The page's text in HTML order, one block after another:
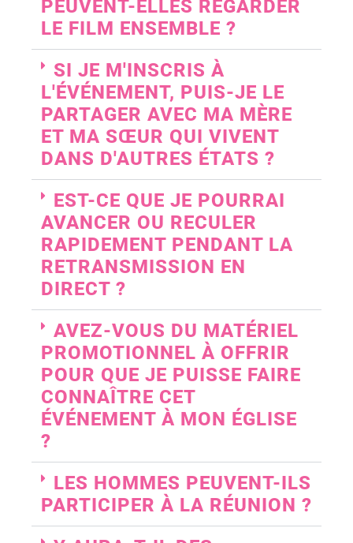
PEUVENT-ELLES REGARDER
LE FILM ENSEMBLE ?
SI JE M'INSCRIS À
L'ÉVÉNEMENT, PUIS-JE LE
PARTAGER AVEC MA MÈRE
ET MA SŒUR QUI VIVENT
DANS D'AUTRES ÉTATS ?
EST-CE QUE JE POURRAI
AVANCER OU RECULER
RAPIDEMENT PENDANT LA
RETRANSMISSION EN
DIRECT ?
AVEZ-VOUS DU MATÉRIEL
PROMOTIONNEL À OFFRIR
POUR QUE JE PUISSE FAIRE
CONNAÎTRE CET
ÉVÉNEMENT À MON ÉGLISE
?
LES HOMMES PEUVENT-ILS
PARTICIPER À LA RÉUNION ?